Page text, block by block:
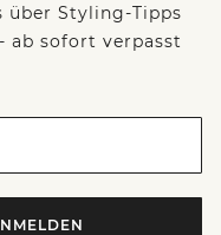
über Styling-Tipps
ab sofort verpasst